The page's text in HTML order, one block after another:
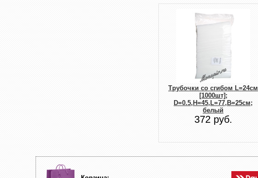
Трубочки со сгибом L=24см
[1000шт];
D=0.5,H=45,L=77,B=25см;
белый
372 руб.